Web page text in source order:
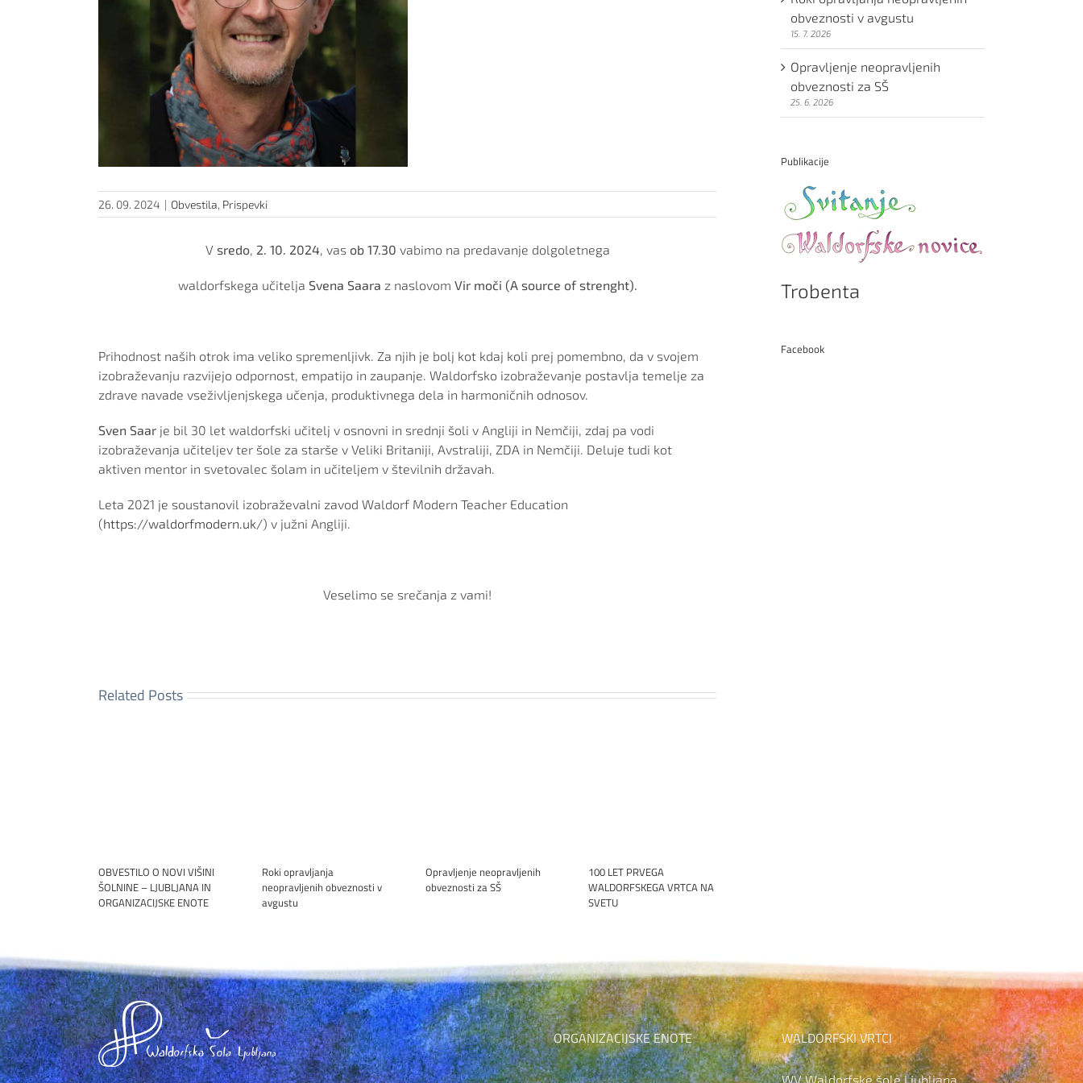
26. 09. 2024 | Obvestila, Prispevki
V sredo, 2. 10. 2024 , vas ob 17.30 vabimo na predavanje dolgoletnega
waldorfskega učitelja Svena Saara z naslovom Vir moči (A source of strenght).
Prihodnost naših otrok ima veliko spremenljivk. Za njih je bolj kot kdaj koli prej pomembno, da v svojem
izobraževanju razvijejo odpornost, empatijo in zaupanje. Waldorfsko izobraževanje postavlja temelje za
zdrave navade vseživljenjskega učenja, produktivnega dela in harmoničnih odnosov.
Sven Saar je bil 30 let waldorfski učitelj v osnovni in srednji šoli v Angliji in Nemčiji, zdaj pa vodi
izobraževanja učiteljev ter šole za starše v Veliki Britaniji, Avstraliji, ZDA in Nemčiji. Deluje tudi kot
aktiven mentor in svetovalec šolam in učiteljem v številnih državah.
Leta 2021 je soustanovil izobraževalni zavod Waldorf Modern Teacher Education
(https://waldorfmodern.uk/) v južni Angliji.
Veselimo se srečanja z vami!
Related Posts
OBVESTILO O NOVI VIŠINI
ŠOLNINE – LJUBLJANA IN
ORGANIZACIJSKE ENOTE
Roki opravljanja
neopravljenih obveznosti v
avgustu
Opravljenje neopravljenih
obveznosti za SŠ
100 LET PRVEGA
WALDORFSKEGA VRTCA NA
SVETU
obveznosti v avgustu
15. 7. 2026
Opravljenje neopravljenih
obveznosti za SŠ
25. 6. 2026
Publikacije
Trobenta
Facebook
ORGANIZACIJSKE ENOTE WALDORFSKI VRTCI
WV Waldorfske šole Ljubljana